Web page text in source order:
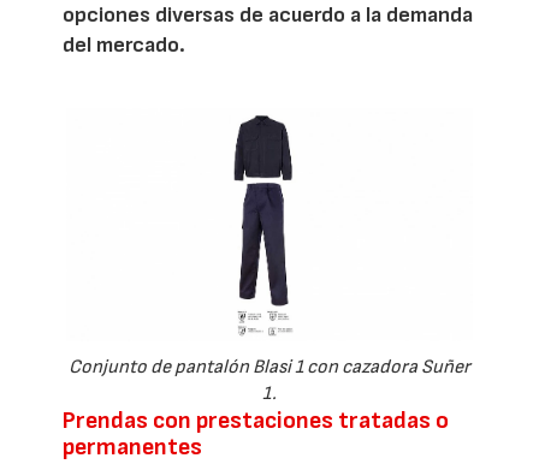
opciones diversas de acuerdo a la demanda
del mercado.
Conjunto de pantalón Blasi 1 con cazadora Suñer
1.
Prendas con prestaciones tratadas o
permanentes